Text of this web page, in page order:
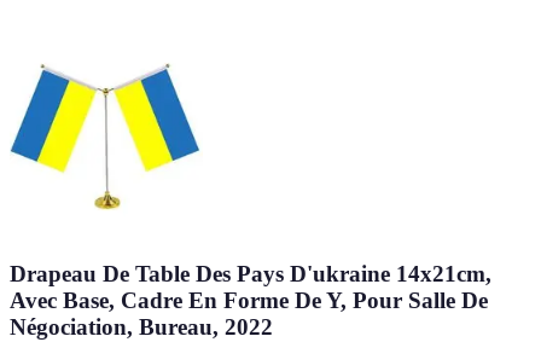
Drapeau De Table Des Pays D'ukraine 14x21cm,
Avec Base, Cadre En Forme De Y, Pour Salle De
Négociation, Bureau, 2022